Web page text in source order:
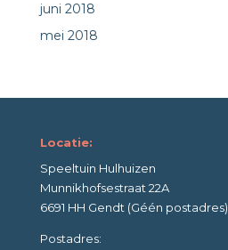
juni 2018
mei 2018
Locatie:
Speeltuin Hulhuizen
Munnikhofsestraat 22A
6691 HH Gendt (Géén postadres)
Postadres: